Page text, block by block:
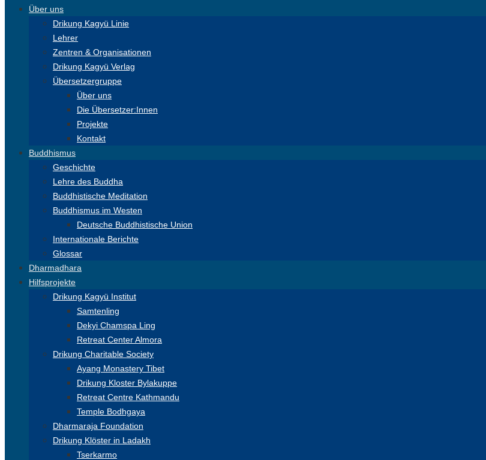
Über uns
Drikung Kagyü Linie
Lehrer
Zentren & Organisationen
Drikung Kagyü Verlag
Übersetzergruppe
Über uns
Die Übersetzer:Innen
Projekte
Kontakt
Buddhismus
Geschichte
Lehre des Buddha
Buddhistische Meditation
Buddhismus im Westen
Deutsche Buddhistische Union
Internationale Berichte
Glossar
Dharmadhara
Hilfsprojekte
Drikung Kagyü Institut
Samtenling
Dekyi Chamspa Ling
Retreat Center Almora
Drikung Charitable Society
Ayang Monastery Tibet
Drikung Kloster Bylakuppe
Retreat Centre Kathmandu
Temple Bodhgaya
Dharmaraja Foundation
Drikung Klöster in Ladakh
Tserkarmo